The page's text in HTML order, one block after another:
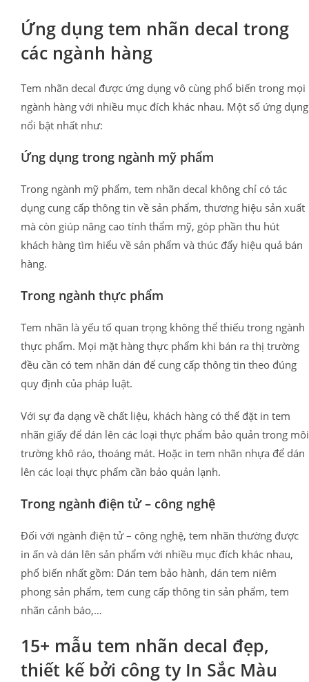
Ứng dụng tem nhãn decal trong
các ngành hàng
Tem nhãn decal được ứng dụng vô cùng phổ biến trong mọi
ngành hàng với nhiều mục đích khác nhau. Một số ứng dụng
nổi bật nhất như:
Ứng dụng trong ngành mỹ phẩm
Trong ngành mỹ phẩm, tem nhãn decal không chỉ có tác
dụng cung cấp thông tin về sản phẩm, thương hiệu sản xuất
mà còn giúp nâng cao tính thẩm mỹ, góp phần thu hút
khách hàng tìm hiểu về sản phẩm và thúc đẩy hiệu quả bán
hàng.
Trong ngành thực phẩm
Tem nhãn là yếu tố quan trọng không thể thiếu trong ngành
thực phẩm. Mọi mặt hàng thực phẩm khi bán ra thị trường
đều cần có tem nhãn dán để cung cấp thông tin theo đúng
quy định của pháp luật.
Với sự đa dạng về chất liệu, khách hàng có thể đặt in tem
nhãn giấy để dán lên các loại thực phẩm bảo quản trong môi
trường khô ráo, thoáng mát. Hoặc in tem nhãn nhựa để dán
lên các loại thực phẩm cần bảo quản lạnh.
Trong ngành điện tử – công nghệ
Đối với ngành điện tử – công nghệ, tem nhãn thường được
in ấn và dán lên sản phẩm với nhiều mục đích khác nhau,
phổ biến nhất gồm: Dán tem bảo hành, dán tem niêm
phong sản phẩm, tem cung cấp thông tin sản phẩm, tem
nhãn cảnh báo,…
15+ mẫu tem nhãn decal đẹp,
thiết kế bởi công ty In Sắc Màu